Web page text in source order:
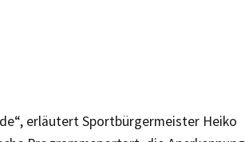
erläutert Sportbürgermeister Heiko